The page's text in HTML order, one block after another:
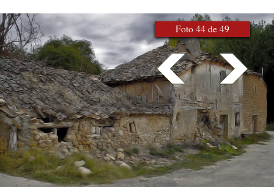
Foto 44 de 49